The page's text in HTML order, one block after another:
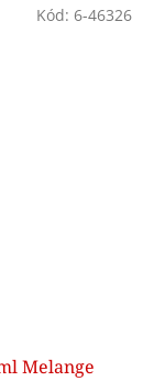
Melange
Kód: 6-46326